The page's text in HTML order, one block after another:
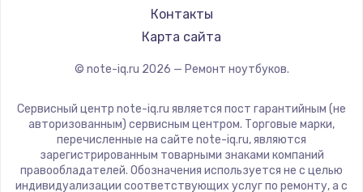
LG
Panasonic
ZTE
Hiper
Evga
Контакты
Карта сайта
© note-iq.ru 2026 — Ремонт ноутбуков.
Сервисный центр note-iq.ru является пост гарантийным (не
авторизованным) сервисным центром. Торговые марки,
перечисленные на сайте note-iq.ru, являются
зарегистрированным товарными знаками компаний
правообладателей. Обозначения используется не с целью
индивидуализации соответствующих услуг по ремонту, а с